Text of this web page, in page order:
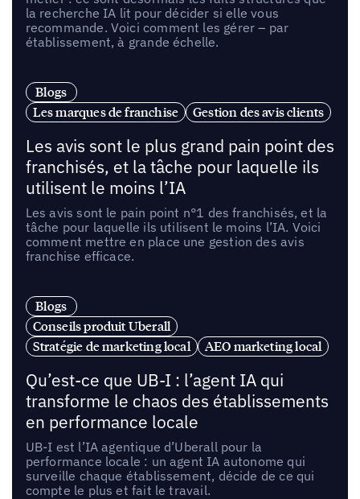
la recherche IA lit pour décider si elle vous
recommande. Voici comment les gérer – par
établissement, à grande échelle.
Blogs
Les marques de franchise
Gestion des avis clients
Les avis sont le plus grand pain point des
franchisés, et la tâche pour laquelle ils
utilisent le moins l’IA
Les avis sont le pain point n°1 des franchisés, et la
tâche pour laquelle ils utilisent le moins l’IA. Voici
comment mettre en place une gestion des avis
franchise efficace.
Blogs
Conseils produit Uberall
Stratégie de marketing local
AEO marketing local
Qu’est-ce que UB-I : l’agent IA qui
transforme le chaos des établissements
en performance locale
UB-I est l’IA agentique d’Uberall pour la
performance locale : un agent IA autonome qui
surveille chaque établissement, décide de ce qui
compte le plus et fait le travail.